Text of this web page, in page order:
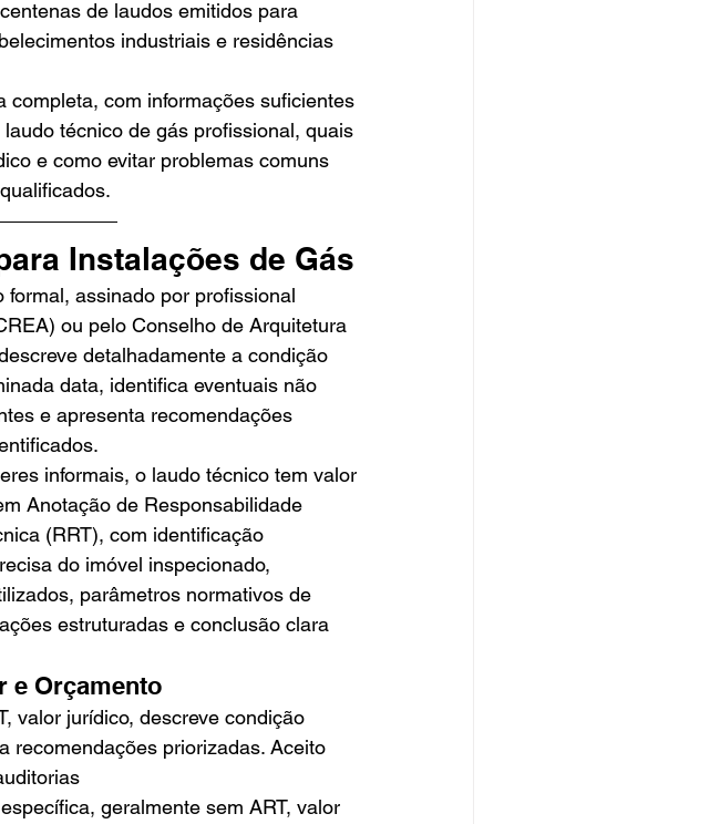
de laudos emitidos para
industriais e residências
completa, com informações suficientes
técnico de gás profissional, quais
e como evitar problemas comuns
Instalações de Gás
assinado por profissional
ou pelo Conselho de Arquitetura
detalhadamente a condição
data, identifica eventuais não
e apresenta recomendações
informais, o laudo técnico tem valor
Anotação de Responsabilidade
(RRT), com identificação
do imóvel inspecionado,
parâmetros normativos de
estruturadas e conclusão clara
e Orçamento
valor jurídico, descreve condição
recomendações priorizadas. Aceito
geralmente sem ART, valor